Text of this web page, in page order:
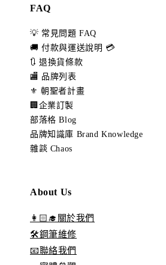
FAQ
💡 常見問題 FAQ
🚚 付款與運送說明 💳
🔃 退換貨條款
🏬 品牌列表
⚜️ 朝聖者計畫
🏢企業訂製
部落格 Blog
品牌知識庫 Brand Knowledge
雜談 Chaos
About Us
👩🏻‍🎓關於我們
🛠️鋼筆維修
📧聯絡我們